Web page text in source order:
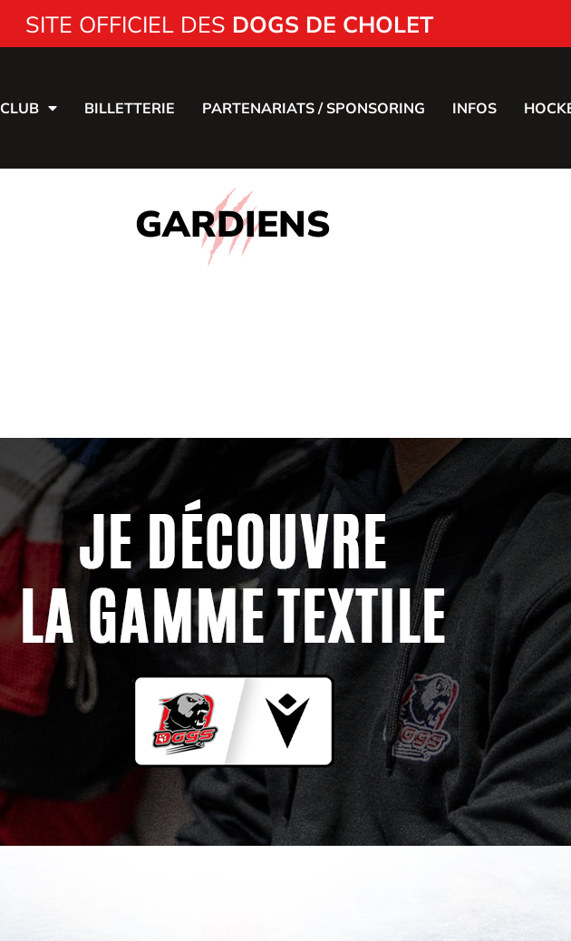
SITE OFFICIEL DES DOGS DE CHOLET
CLUB BILLETTERIE PARTENARIATS / SPONSORING INFOS
GARDIENS